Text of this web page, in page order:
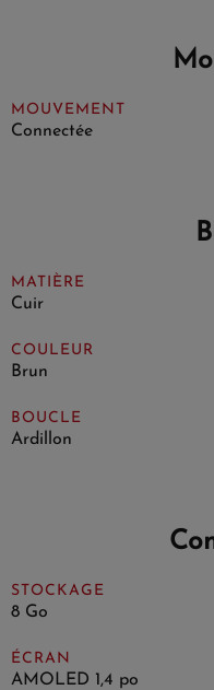
MOUVEMENT
Connectée
MATIÈRE
Cuir
COULEUR
Brun
BOUCLE
Ardillon
STOCKAGE
8 Go
ÉCRAN
AMOLED 1,4 po